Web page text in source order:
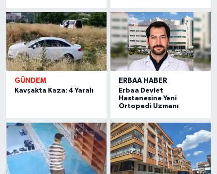
GÜNDEM
Kavşakta Kaza: 4 Yaralı
ERBAA HABER
Erbaa Devlet
Hastanesine Yeni
Ortopedi Uzmanı